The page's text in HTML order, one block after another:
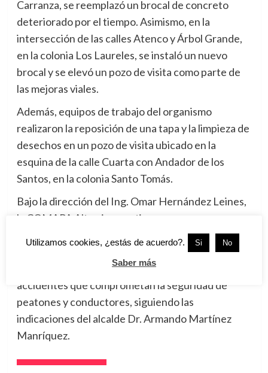
Carranza, se reemplazó un brocal de concreto
deteriorado por el tiempo. Asimismo, en la
intersección de las calles Atenco y Árbol Grande,
en la colonia Los Laureles, se instaló un nuevo
brocal y se elevó un pozo de visita como parte de
las mejoras viales.
Además, equipos de trabajo del organismo
realizaron la reposición de una tapa y la limpieza de
desechos en un pozo de visita ubicado en la
esquina de la calle Cuarta con Andador de los
Santos, en la colonia Santo Tomás.
Bajo la dirección del Ing. Omar Hernández Leines,
la COMAPA Altamira mantiene un programa
continuo de reparación y sustitución de tapas y
brocales. Esta iniciativa busca prevenir el
taponamiento de las tuberías de drenaje y evitar
accidentes que comprometan la seguridad de
peatones y conductores, siguiendo las
indicaciones del alcalde Dr. Armando Martínez
Manríquez.
Utilizamos cookies, ¿estás de acuerdo?. Si No
Saber más